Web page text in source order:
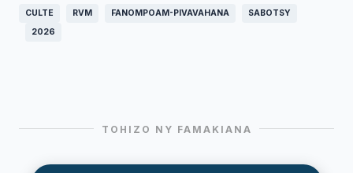
CULTE RVM FANOMPOAM-PIVAVAHANA
SABOTSY
2026
TOHIZO NY FAMAKIANA